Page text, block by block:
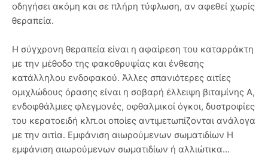
οδηγήσει ακόμη και σε πλήρη τύφλωση, αν αφεθεί χωρίς
θεραπεία.
Η σύγχρονη θεραπεία είναι η αφαίρεση του καταρράκτη
με την μέθοδο της φακοθρυψίας και ένθεσης
κατάλληλου ενδοφακού. Άλλες σπανιότερες αιτίες
ομιχλώδους όρασης είναι η σοβαρή έλλειψη βιταμίνης Α,
ενδοφθάλμιες φλεγμονές, οφθαλμικοί όγκοι, δυστροφίες
του κερατοειδή κλπ.οι οποίες αντιμετωπίζονται ανάλογα
με την αιτία. Εμφάνιση αιωρούμενων σωματιδίων Η
εμφάνιση αιωρούμενων σωματιδίων ή αλλιώτικα…